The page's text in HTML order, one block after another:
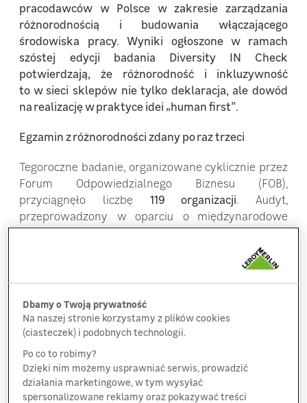
pracodawców w Polsce w zakresie zarządzania
różnorodnością i budowania włączającego
środowiska pracy. Wyniki ogłoszone w ramach
szóstej edycji badania Diversity IN Check
potwierdzają, że różnorodność i inkluzywność
to w sieci sklepów nie tylko deklaracja, ale dowód
na realizację w praktyce idei „human first”.
Egzamin z różnorodności zdany po raz trzeci
Tegoroczne badanie, organizowane cyklicznie przez
Forum Odpowiedzialnego Biznesu (FOB),
przyciągnęło liczbę 119 organizacji. Audyt,
przeprowadzony w oparciu o międzynarodowe
standardy i wytyczne, weryfikuje dojrzałość firm
w obszarach takich jak zarządzanie, kultura
organizacyjna, programy budowania włączenia
oraz mierzalne wskaźniki DEI.
W tym roku79 przedsiębiorstw
zdołało spełnić
restrykcyjne kryteria i znaleźć się na finałowej liście
w zakresie zarządzania różnorodnością i inkluzji
w Polsce. Otrzymanie przez Leroy Merlin Polska
certyfikatu i znalezienie się w tym zestawieniu
Dbamy o Twoją prywatność
Na naszej stronie korzystamy z plików cookies
(ciasteczek) i podobnych technologii.
Po co to robimy?
Dzięki nim możemy usprawniać serwis, prowadzić
działania marketingowe, w tym wysyłać
spersonalizowane reklamy oraz pokazywać treści